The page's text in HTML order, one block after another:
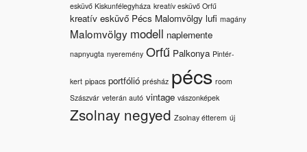
esküvő Kiskunfélegyháza kreatív esküvő Orfű
kreatív esküvő Pécs Malomvölgy lufi magány
Malomvölgy modell naplemente
napnyugta nyeremény Orfű Palkonya Pintér-
kert pipacs portfólió présház pécs room
Szászvár veterán autó vintage vászonképek
Zsolnay negyed Zsolnay étterem új